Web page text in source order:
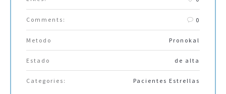
Comments: 0
Metodo Pronokal
Estado de alta
Categories: Pacientes Estrellas